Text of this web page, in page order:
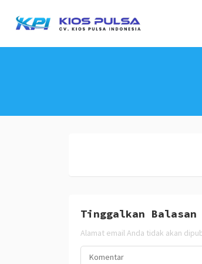
Tinggalkan Balasan
Alamat email Anda tidak akan